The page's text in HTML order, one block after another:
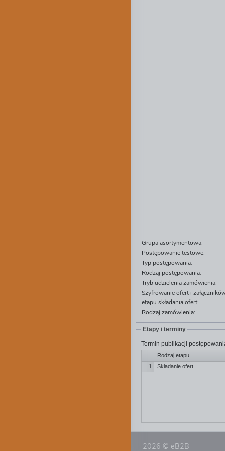
Grupa asortymentowa:
Postępowanie testowe:
Typ postępowania:
Rodzaj postępowania:
Tryb udzielenia zamówienia:
Szyfrowanie ofert i
etapu składania ofert:
Rodzaj zamówienia:
Etapy i terminy
Termin publikacji
Rodzaj etapu
1
Składanie ofert
2026 © eB2B